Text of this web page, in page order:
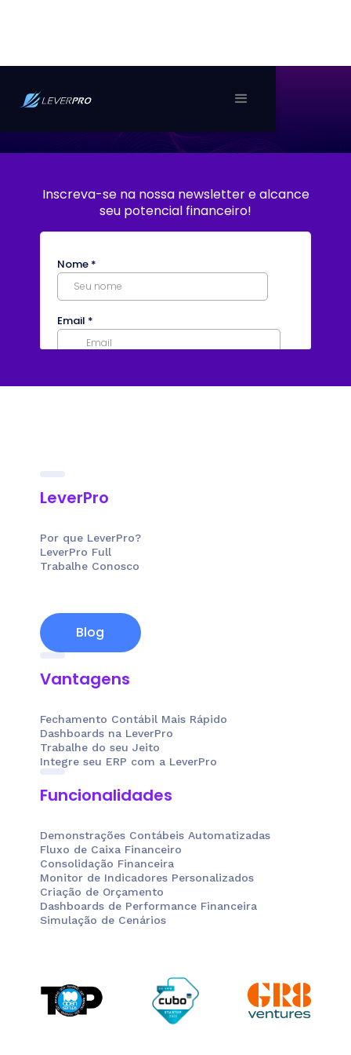
Inscreva-se na nossa newsletter e alcance
seu potencial financeiro!
LeverPro
Por que LeverPro?
LeverPro Full
Trabalhe Conosco
Blog
Vantagens
Fechamento Contábil Mais Rápido
Dashboards na LeverPro
Trabalhe do seu Jeito
Integre seu ERP com a LeverPro
Funcionalidades
Demonstrações Contábeis Automatizadas
Fluxo de Caixa Financeiro
Consolidação Financeira
Monitor de Indicadores Personalizados
Criação de Orçamento
Dashboards de Performance Financeira
Simulação de Cenários